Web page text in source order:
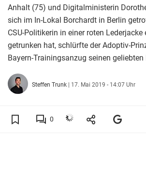
Anhalt (75) und Digitalministerin
sich im In-Lokal Borchardt in Berlin
CSU-Politikerin in einer roten Lederjacke
getrunken hat, schlürfte der Adoptiv-
Bayern-Trainingsanzug seinen geliebten
Steffen Trunk | 17. Mai 2019 - 14:07 Uhr
0